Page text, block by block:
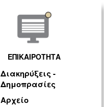
ΕΠΙΚΑΙΡΟΤΗΤΑ
Διακηρύξεις -
Δημοπρασίες
Αρχείο